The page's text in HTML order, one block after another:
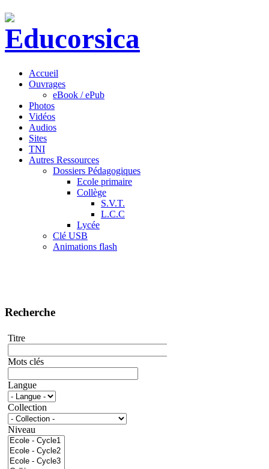
Accueil
Ouvrages
eBook / ePub
Photos
Vidéos
Audios
Sites
TNI
Autres Ressources
Dossiers Pédagogiques
Ecole primaire
Collège
S.V.T.
L.C.C
Lycée
Clé USB
Animations flash
Recherche
Titre
Mots clés
Langue
Collection
Niveau